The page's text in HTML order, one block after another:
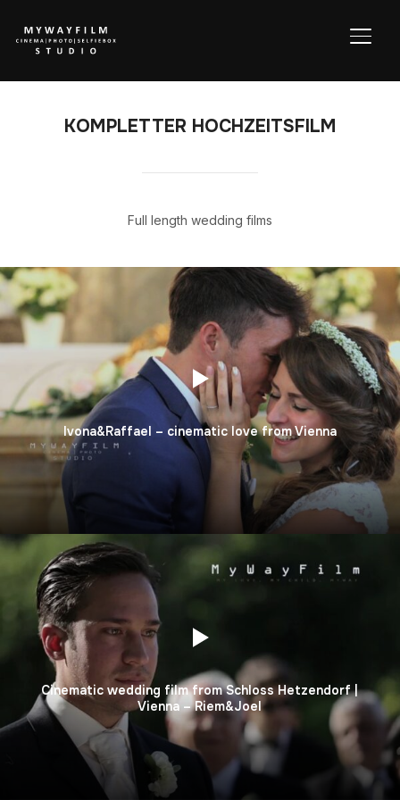
KOMPLETTER HOCHZEITSFILM
Full length wedding films
Ivona&Raffael – cinematic love from Vienna
Cinematic wedding film from Schloss Hetzendorf |
Vienna – Riem&Joel